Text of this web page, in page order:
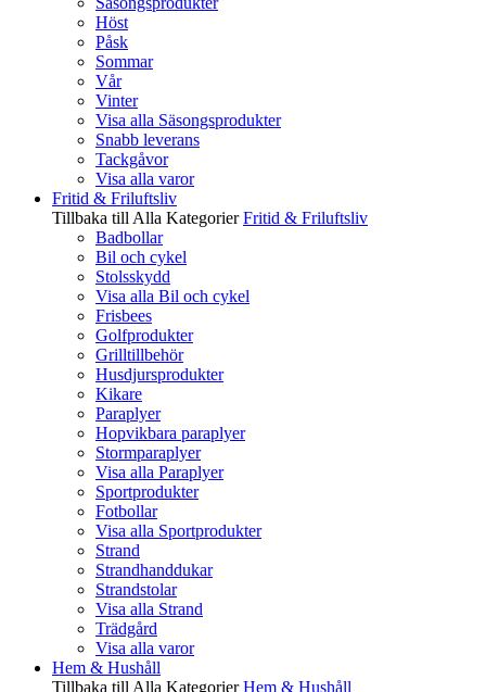
Höst
Påsk
Sommar
Vår
Vinter
Visa alla Säsongsprodukter
Snabb leverans
Tackgåvor
Visa alla varor
Fritid & Friluftsliv
Tillbaka till Alla Kategorier Fritid & Friluftsliv
Badbollar
Bil och cykel
Stolsskydd
Visa alla Bil och cykel
Frisbees
Golfprodukter
Grilltillbehör
Husdjursprodukter
Kikare
Paraplyer
Hopvikbara paraplyer
Stormparaplyer
Visa alla Paraplyer
Sportprodukter
Fotbollar
Visa alla Sportprodukter
Strand
Strandhanddukar
Strandstolar
Visa alla Strand
Trädgård
Visa alla varor
Hem & Hushåll
Tillbaka till Alla Kategorier Hem & Hushåll